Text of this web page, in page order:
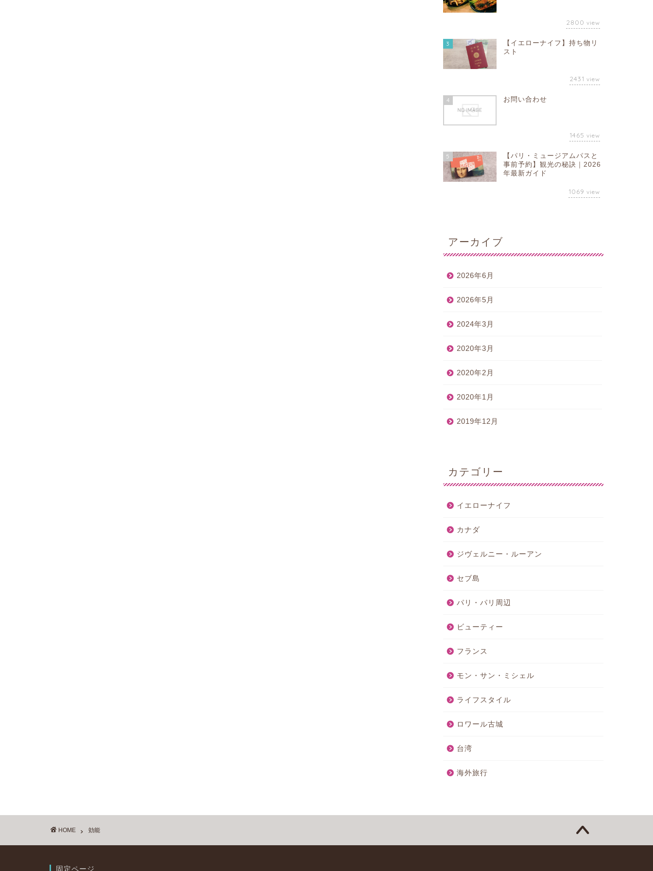
2800 view
3
【イエローナイフ】持ち物リ
スト
2431 view
4 お問い合わせ
1465 view
5
【パリ・ミュージアムパスと
事前予約】観光の秘訣｜2026
年最新ガイド
1069 view
アーカイブ
2026年6月
2026年5月
2024年3月
2020年3月
2020年2月
2020年1月
2019年12月
カテゴリー
イエローナイフ
カナダ
ジヴェルニー・ルーアン
セブ島
パリ・パリ周辺
ビューティー
フランス
モン・サン・ミシェル
ライフスタイル
ロワール古城
台湾
海外旅行
HOME 効能
固定ページ